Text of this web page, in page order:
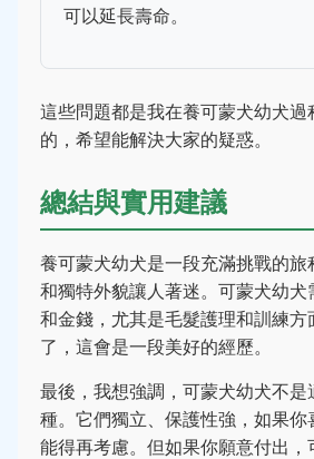
可以延長壽命。
這些問題都是我在養可蒙犬幼犬過
的，希望能解決大家的疑惑。
總結與實用建議
養可蒙犬幼犬是一段充滿挑戰的
和獨特外貌讓人著迷。可蒙犬幼犬
和金錢，尤其是毛髮護理和訓練
了，這會是一段美好的經歷。
最後，我想強調，可蒙犬幼犬不是
種。它們獨立、保護性強，如果
能得再考慮。但如果你願意付出，